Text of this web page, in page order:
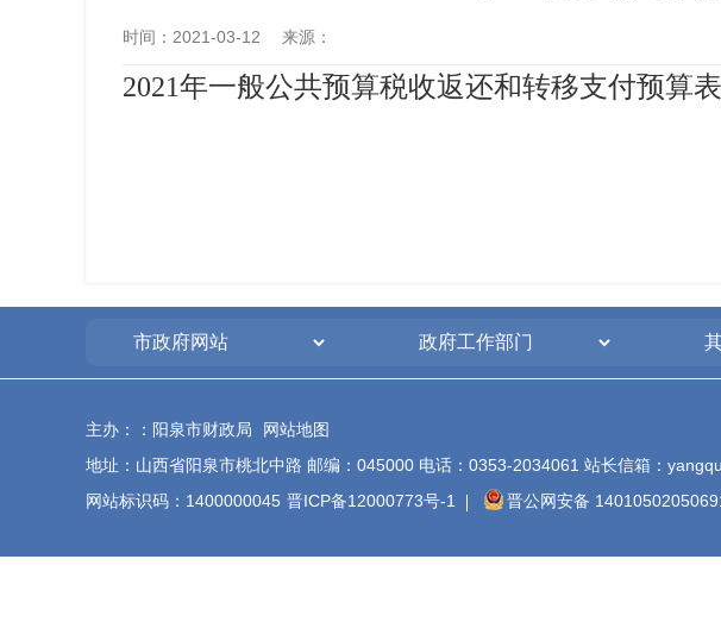
时间： 2021-03-12 来源：
2021年一般公共预算税收返还和转移支付预算表
主办：：阳泉市财政局
网站地图
地址：山西省阳泉市桃北中路 邮编：045000 电话：0353-2034061 站长信箱：
网站标识码：1400000045 晋ICP备12000773号-1 晋公网安备